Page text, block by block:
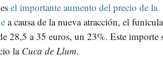
el importante aumento del precio de la
a causa de la nueva atracción, el
28,5 a 35 euros, un 23%. Este importe
la Cuca de Llum.